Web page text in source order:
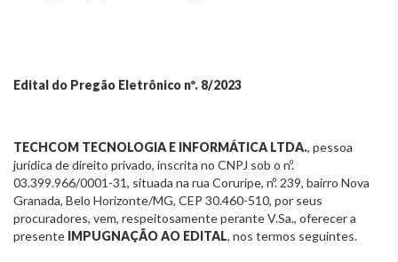
Edital do Pregão Eletrônico nº. 8/2023
TECHCOM TECNOLOGIA E INFORMÁTICA LTDA., pessoa
jurídica de direito privado, inscrita no CNPJ sob o nº.
03.399.966/0001-31, situada na rua Coruripe, nº. 239, bairro Nova
Granada, Belo Horizonte/MG, CEP 30.460-510, por seus
procuradores, vem, respeitosamente perante V.Sa., oferecer a
presente IMPUGNAÇÃO AO EDITAL, nos termos seguintes.